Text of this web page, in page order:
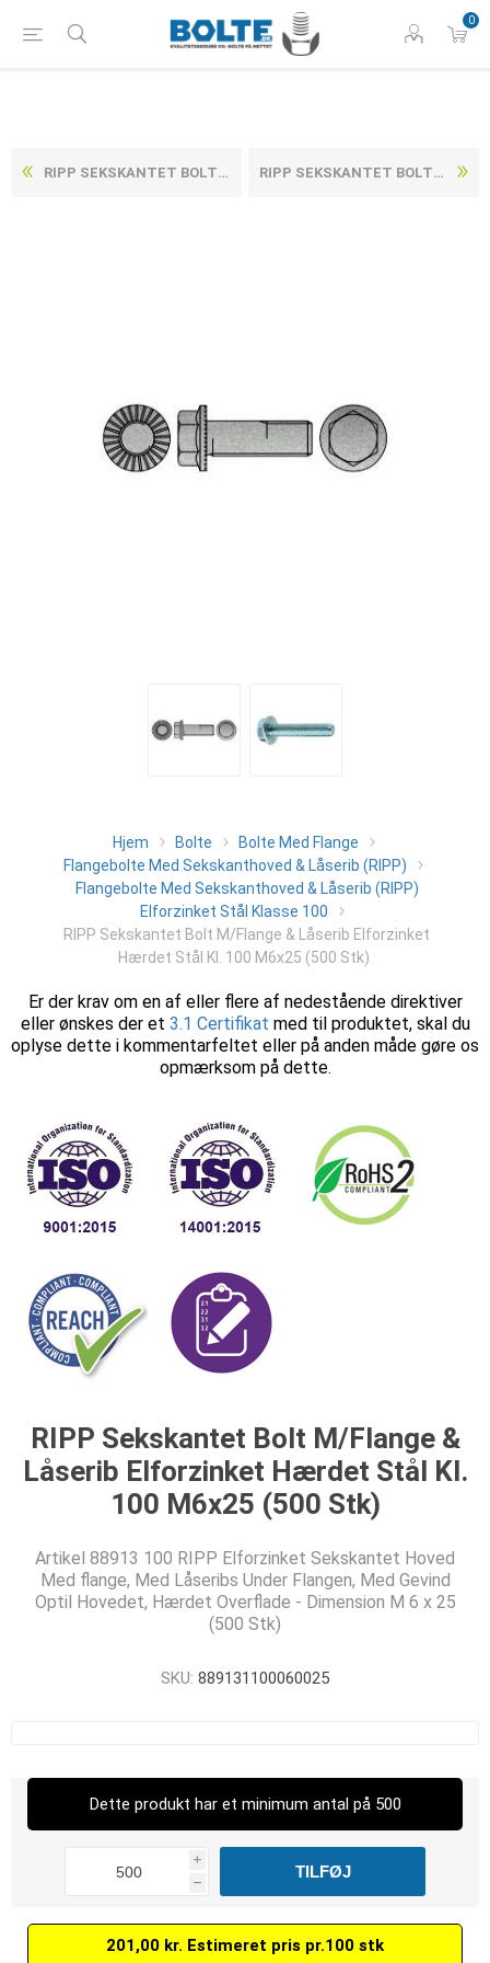
0
RIPP SEKSKANTET BOLT M/FLANGE & LÅSERIB ELFORZINKET HÆRDET STÅL KL. 100 M6X20 (500 STK) RIPP SEKSKANTET BOLT M/FLANGE & LÅSERIB ELFORZINKET HÆRDET STÅL KL. 100 M8X12 (200 STK)
Hjem Bolte
Bolte Med Flange
Flangebolte Med Sekskanthoved & Låserib (RIPP)
Flangebolte Med Sekskanthoved & Låserib (RIPP)
Elforzinket Stål Klasse 100
RIPP Sekskantet Bolt M/Flange & Låserib Elforzinket
Hærdet Stål Kl. 100 M6x25 (500 Stk)
Er der krav om en af eller flere af nedestående direktiver
eller ønskes der et 3.1 Certifikat med til produktet, skal du
oplyse dette i kommentarfeltet eller på anden måde gøre os
opmærksom på dette.
RIPP Sekskantet Bolt M/Flange &
Låserib Elforzinket Hærdet Stål Kl.
100 M6x25 (500 Stk)
Artikel 88913 100 RIPP Elforzinket Sekskantet Hoved
Med flange, Med Låseribs Under Flangen, Med Gevind
Optil Hovedet, Hærdet Overflade - Dimension M 6 x 25
(500 Stk)
SKU: 889131100060025
Dette produkt har et minimum antal på 500
i
h
201,00 kr. Estimeret pris pr.100 stk